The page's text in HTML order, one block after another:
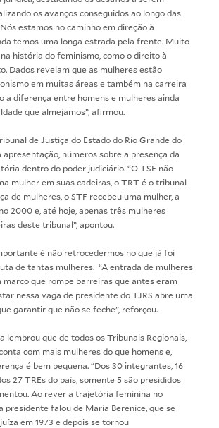
os avanços conseguidos ao longo das
estamos no caminho em direção à
temos uma longa estrada pela frente. Muito
história do feminismo, como o direito à
Dados revelam que as mulheres estão
em muitas áreas e também na carreira
a diferença entre homens e mulheres ainda
que almejamos”, afirmou.
de Justiça do Estado do Rio Grande do
apresentação, números sobre a presença da
dentro do poder judiciário. “O TSE não
mulher em suas cadeiras, o TRT é o tribunal
de mulheres, o STF recebeu uma mulher, a
2000 e, até hoje, apenas três mulheres
deste tribunal”, apontou.
é não retrocedermos no que já foi
de tantas mulheres. “A entrada de mulheres
marco que rompe barreiras que antes eram
nessa vaga de presidente do TJRS abre uma
garantir que não se feche”, reforçou.
lembrou que de todos os Tribunais Regionais,
com mais mulheres do que homens e,
é bem pequena. “Dos 30 integrantes, 16
27 TREs do país, somente 5 são presididos
Ao rever a trajetória feminina no
presidente falou de Maria Berenice, que se
em 1973 e depois se tornou